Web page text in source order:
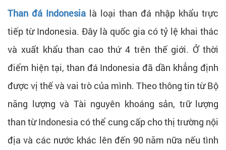
Than đá Indonesia là loại than đá nhập khẩu trực
tiếp từ Indonesia. Đây là quốc gia có tỷ lệ khai thác
và xuất khẩu than cao thứ 4 trên thế giới. Ở thời
điểm hiện tại, than đá Indonesia đã dần khẳng định
được vị thế và vai trò của mình. Theo thông tin từ Bộ
năng lượng và Tài nguyên khoáng sản, trữ lượng
than từ Indonesia có thể cung cấp cho thị trường nội
địa và các nước khác lên đến 90 năm nữa nếu tình